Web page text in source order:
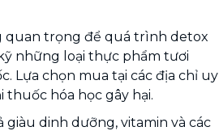
quan trọng để quá trình detox
những loại thực phẩm tươi
Lựa chọn mua tại các địa chỉ uy
thuốc hóa học gây hại.
dinh dưỡng, vitamin và các